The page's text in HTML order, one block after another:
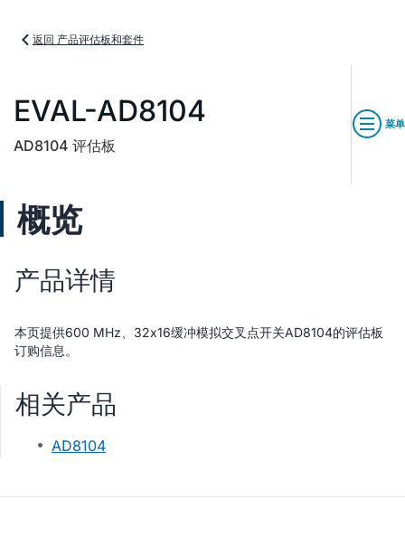
返回 产品评估板和套件
EVAL-AD8104
AD8104 评估板
菜单
概览
产品详情
本页提供600 MHz、32x16缓冲模拟交叉点开关AD8104的评估板
订购信息。
相关产品
AD8104